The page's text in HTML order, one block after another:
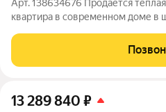
Арт. 138634676 Продается
квартира в современном доме в
предложение для тех, кто ценит
площадью и удобной
13 289 840 ₽